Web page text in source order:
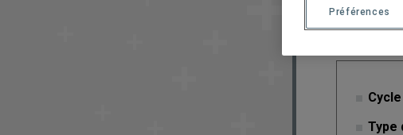
Cycle
Type
Préférences